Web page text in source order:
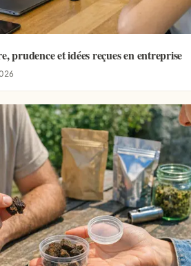
prudence et idées reçues en entreprise